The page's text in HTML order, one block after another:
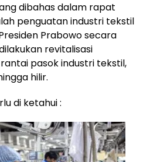
dibahas dalam rapat
penguatan industri tekstil
Prabowo secara
revitalisasi
pasok industri tekstil,
hilir.
di ketahui :